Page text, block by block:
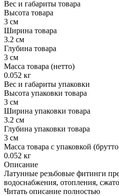
Вес и габариты товара
Высота товара
3 см
Ширина товара
3.2 см
Глубина товара
3 см
Масса товара (нетто)
0.052 кг
Вес и габариты упаковки
Высота упаковки товара
3 см
Ширина упаковки товара
3.2 см
Глубина упаковки товара
3 см
Масса товара с упаковкой
0.052 кг
Описание
Латунные резьбовые фитинги
водоснабжения, отопления,
Читать описание полностью